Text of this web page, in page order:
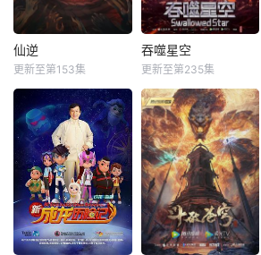
仙逆
更新至第153集
吞噬星空
更新至第235集